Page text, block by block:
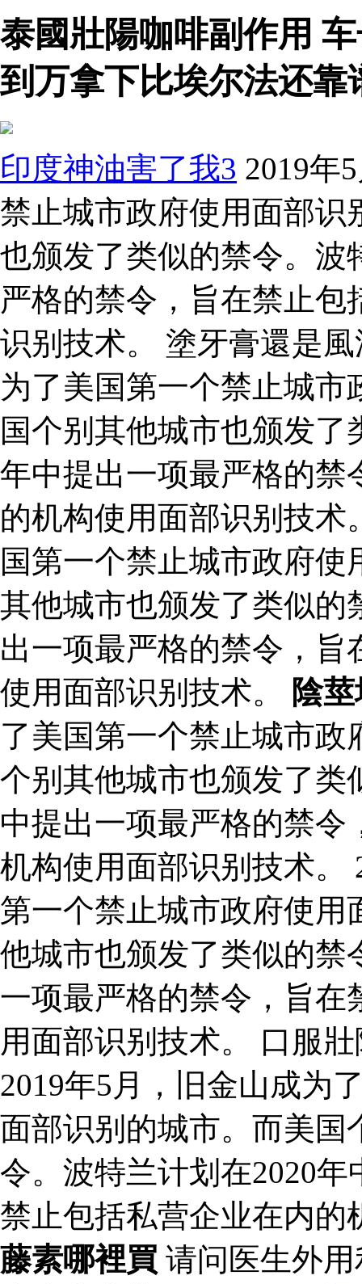
泰國壯陽咖啡副作用
到万拿下比埃尔法还靠
印度神油害了我3 2019年
禁止城市政府使用面部识
也颁发了类似的禁令。波
严格的禁令，旨在禁止
识别技术。 塗牙膏還是
为了美国第一个禁止城
国个别其他城市也颁发了
年中提出一项最严格的禁
的机构使用面部识别技术
国第一个禁止城市政府
其他城市也颁发了类似的
出一项最严格的禁令，
使用面部识别技术。
陰
了美国第一个禁止城市
个别其他城市也颁发了类
中提出一项最严格的禁
机构使用面部识别技术。
第一个禁止城市政府使用
他城市也颁发了类似的禁
一项最严格的禁令，旨在
用面部识别技术。 口服
2019年5月，旧金山成为
面部识别的城市。而美国
令。波特兰计划在2020
禁止包括私营企业在内
藤素哪裡買 请问医生外